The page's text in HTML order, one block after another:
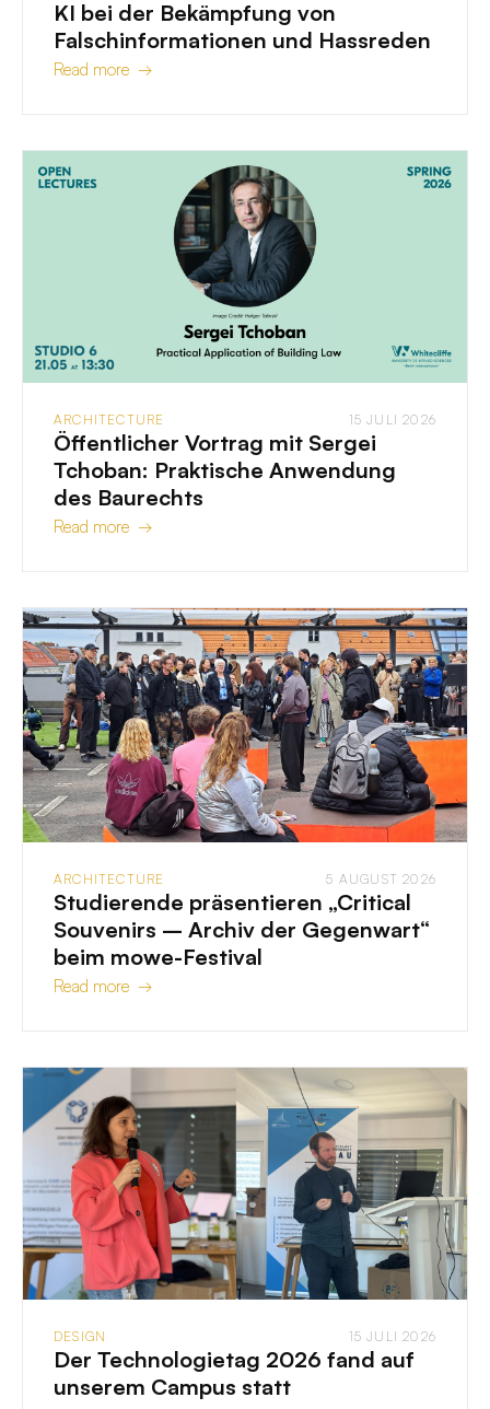
KI bei der Bekämpfung von
Falschinformationen und Hassreden
Read more →
ARCHITECTURE 15 JULI 2026
Öffentlicher Vortrag mit Sergei
Tchoban: Praktische Anwendung
des Baurechts
Read more →
ARCHITECTURE 5 AUGUST 2026
Studierende präsentieren „Critical
Souvenirs – Archiv der Gegenwart“
beim mowe-Festival
Read more →
DESIGN 15 JULI 2026
Der Technologietag 2026 fand auf
unserem Campus statt